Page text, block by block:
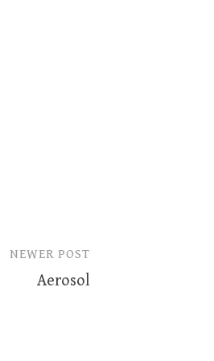
NEWER POST
Aerosol